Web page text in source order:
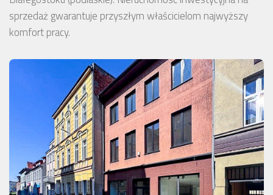
sprzedaż gwarantuje przyszłym właścicielom najwyższy
komfort pracy.